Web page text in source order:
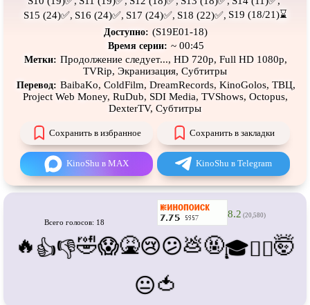
Про танки Про танцы
Про футбол
Про хоккей и
катание
Про шпионов
Про Юристов иАдвокатов
документальный Режиссёрская версия
Роуд-муви Сверхспособности
Ситком Слэшер
Стимпанк Сцены собнажённой натурой
Чёрная комедия
Экранизация В ожидании
S15 (24)✅, S16 (24)✅, S17 (24)✅, S18 (22)✅, S19 (18/21)⌛
Доступно: (S19E01-18)
Время серии: ~ 00:45
Метки: Продолжение следует..., HD 720p, Full HD 1080p,
TVRip, Экранизация, Субтитры
Перевод: BaibaKo, ColdFilm, DreamRecords, KinoGolos, ТВЦ,
Project Web Money, RuDub, SDI Media, TVShows, Octopus,
DexterTV, Субтитры
Сохранить в избранное Сохранить в закладки
KinoShu в MAX KinoShu в Telegram
Всего голосов: 18
8.2 (20,580)
🔥 👍👎🤣😱🤮😢😕💩🤬🎓😵‍💫🤯
😐🍅